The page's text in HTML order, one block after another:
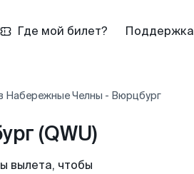
Где мой билет? Поддержка
Набережные Челны - Вюрцбург
(QWU)
вылета, чтобы